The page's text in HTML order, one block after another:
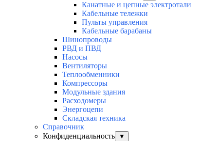
Канатные и цепные электротали
Кабельные тележки
Пульты управления
Кабельные барабаны
Шинопроводы
РВД и ПВД
Насосы
Вентиляторы
Теплообменники
Компрессоры
Модульные здания
Расходомеры
Энергоцепи
Складская техника
Справочник
Конфиденциальность
▼